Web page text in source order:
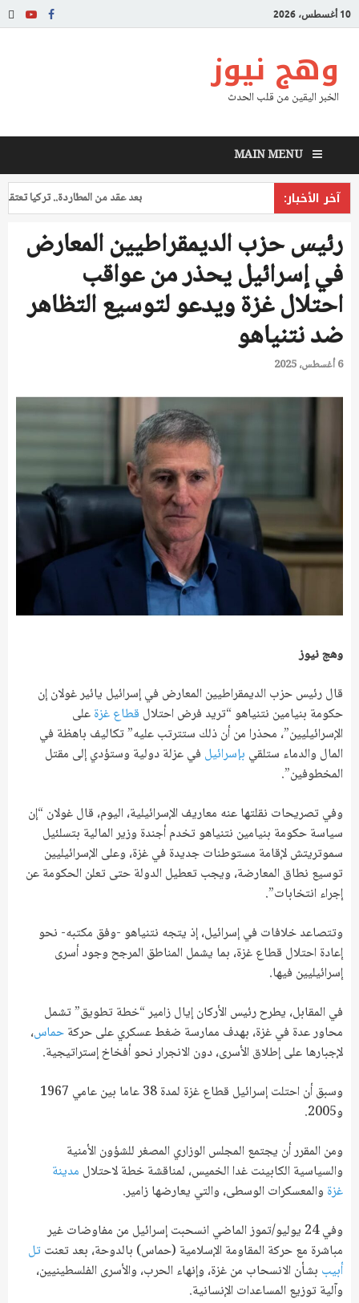
10 أغسطس، 2026
وهج نيوز
الخبر اليقين من قلب الحدث
MAIN MENU
آخر الأخبار: بعد عقد من المطاردة.. تركيا تعتقل
رئيس حزب الديمقراطيين المعارض
في إسرائيل يحذر من عواقب
احتلال غزة ويدعو لتوسيع التظاهر
ضد نتنياهو
6 أغسطس، 2025
وهج نيوز
قال رئيس حزب الديمقراطيين المعارض في إسرائيل يائير غولان إن
حكومة بنيامين نتنياهو “تريد فرض احتلال قطاع غزةعلى
الإسرائيليين”، محذرا من أن ذلك ستترتب عليه” تكاليف باهظة في
المال والدماء ستلقي بإسرائيل في عزلة دولية وستؤدي إلى مقتل
المخطوفين”.
وفي تصريحات نقلتها عنه معاريف الإسرائيلية، اليوم، قال غولان “إن
سياسة حكومة بنيامين نتنياهو تخدم أجندة وزير المالية بتسلئيل
سموتريتش لإقامة مستوطنات جديدة في غزة، وعلى الإسرائيليين
توسيع نطاق المعارضة، ويجب تعطيل الدولة حتى تعلن الحكومة عن
إجراء انتخابات”.
وتتصاعد خلافات في إسرائيل، إذ يتجه نتنياهو -وفق مكتبه- نحو
إعادة احتلال قطاع غزة، بما يشمل المناطق المرجح وجود أسرى
إسرائيليين فيها.
في المقابل، يطرح رئيس الأركان إيال زامير “خطة تطويق” تشمل
محاور عدة في غزة، بهدف ممارسة ضغط عسكري على حركةحماس،
لإجبارها على إطلاق الأسرى، دون الانجرار نحو أفخاخ إستراتيجية.
وسبق أن احتلت إسرائيل قطاع غزة لمدة 38 عاما بين عامي 1967
و2005.
ومن المقرر أن يجتمع المجلس الوزاري المصغر للشؤون الأمنية
والسياسية الكابينت غدا الخميس، لمناقشة خطة لاحتلال مدينة
غزة والمعسكرات الوسطى، والتي يعارضها زامير.
وفي 24 يوليو/تموز الماضي انسحبت إسرائيل من مفاوضات غير
مباشرة مع حركة المقاومة الإسلامية (حماس) بالدوحة، بعد تعنتتل
أبيب بشأن الانسحاب من غزة، وإنهاء الحرب، والأسرى الفلسطينيين،
وآلية توزيع المساعدات الإنسانية.